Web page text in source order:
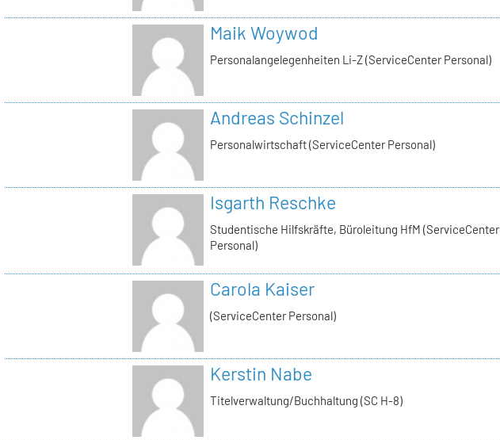
Maik Woywod
Personalangelegenheiten Li-Z (ServiceCenter Personal)
Andreas Schinzel
Personalwirtschaft (ServiceCenter Personal)
Isgarth Reschke
Studentische Hilfskräfte, Büroleitung HfM (ServiceCenter
Personal)
Carola Kaiser
(ServiceCenter Personal)
Kerstin Nabe
Titelverwaltung/Buchhaltung (SC H-8)